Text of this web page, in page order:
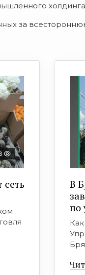
за
сеть
В
по